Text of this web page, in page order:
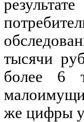
тысячи
более 6
же цифры